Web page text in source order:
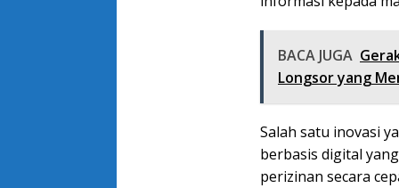
BACA JUGA
Longsor yang
Salah satu inovasi
berbasis digital
perizinan secara